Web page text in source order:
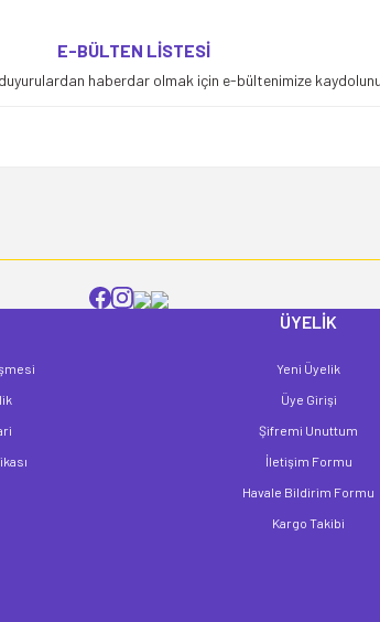
E-BÜLTEN LİSTESİ
haberdar olmak için e-bültenimize
ÜYELİK
Yeni Üyelik
Üye Girişi
Şifremi Unuttum
İletişim Formu
Havale Bildirim Formu
Kargo Takibi